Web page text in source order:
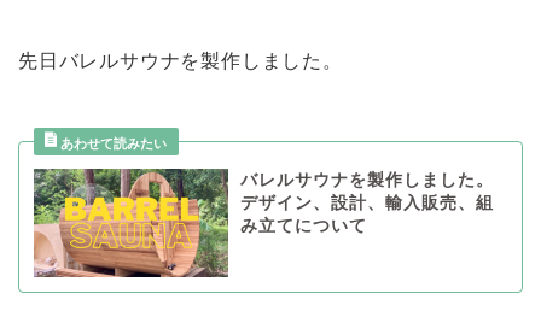
先日バレルサウナを製作しました。
バレルサウナを製作しました。
デザイン、設計、輸入販売、組
み立てについて